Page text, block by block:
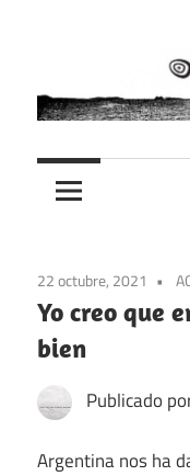
Primero
fue
el
sonido
PFES
22 octubre, 2021
Yo creo que
bien
Publicado
Argentina nos ha